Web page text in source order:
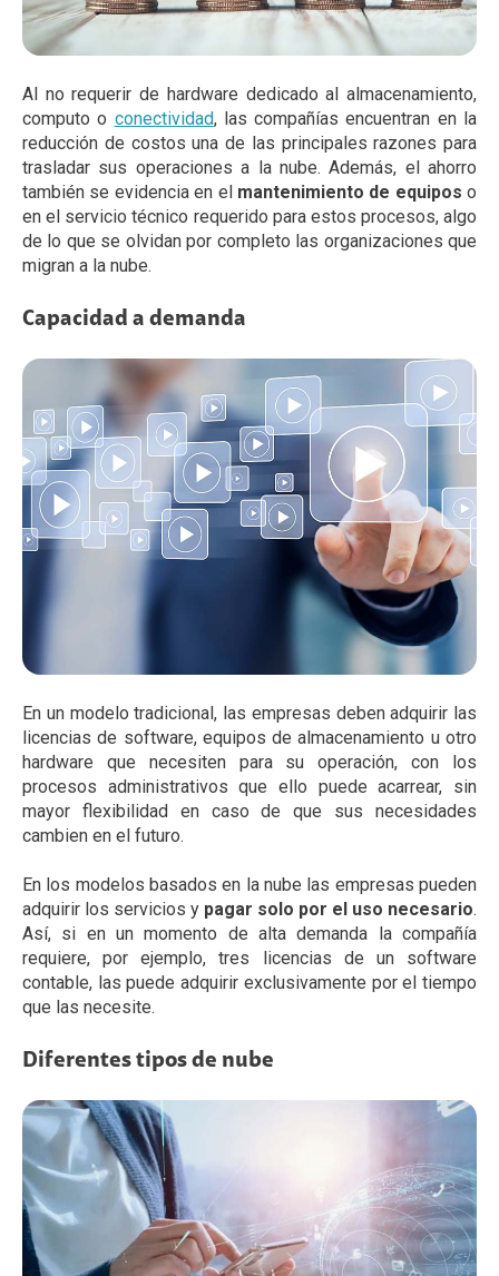
Al no requerir de hardware dedicado al almacenamiento,
computo o conectividad, las compañías encuentran en la
reducción de costos una de las principales razones para
trasladar sus operaciones a la nube. Además, el ahorro
también se evidencia en el mantenimiento de equipos o
en el servicio técnico requerido para estos procesos, algo
de lo que se olvidan por completo las organizaciones que
migran a la nube.
Capacidad a demanda
En un modelo tradicional, las empresas deben adquirir las
licencias de software, equipos de almacenamiento u otro
hardware que necesiten para su operación, con los
procesos administrativos que ello puede acarrear, sin
mayor flexibilidad en caso de que sus necesidades
cambien en el futuro.
En los modelos basados en la nube las empresas pueden
adquirir los servicios y pagar solo por el uso necesario.
Así, si en un momento de alta demanda la compañía
requiere, por ejemplo, tres licencias de un software
contable, las puede adquirir exclusivamente por el tiempo
que las necesite.
Diferentes tipos de nube